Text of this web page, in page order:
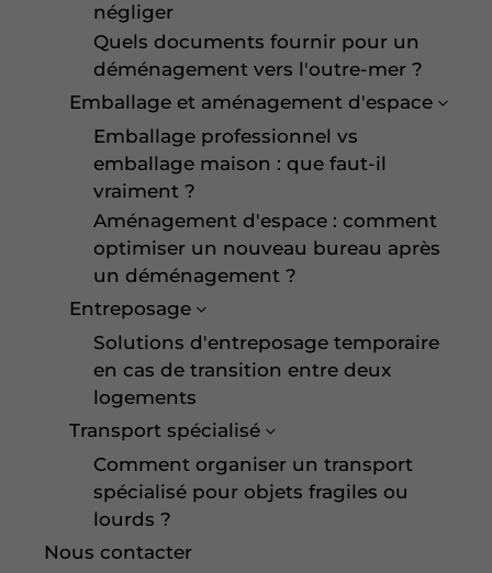
négliger
Quels documents fournir pour un
déménagement vers l'outre-mer ?
Emballage et aménagement d'espace
Emballage professionnel vs
emballage maison : que faut-il
vraiment ?
Aménagement d'espace : comment
optimiser un nouveau bureau après
un déménagement ?
Entreposage
Solutions d'entreposage temporaire
en cas de transition entre deux
logements
Transport spécialisé
Comment organiser un transport
spécialisé pour objets fragiles ou
lourds ?
Nous contacter